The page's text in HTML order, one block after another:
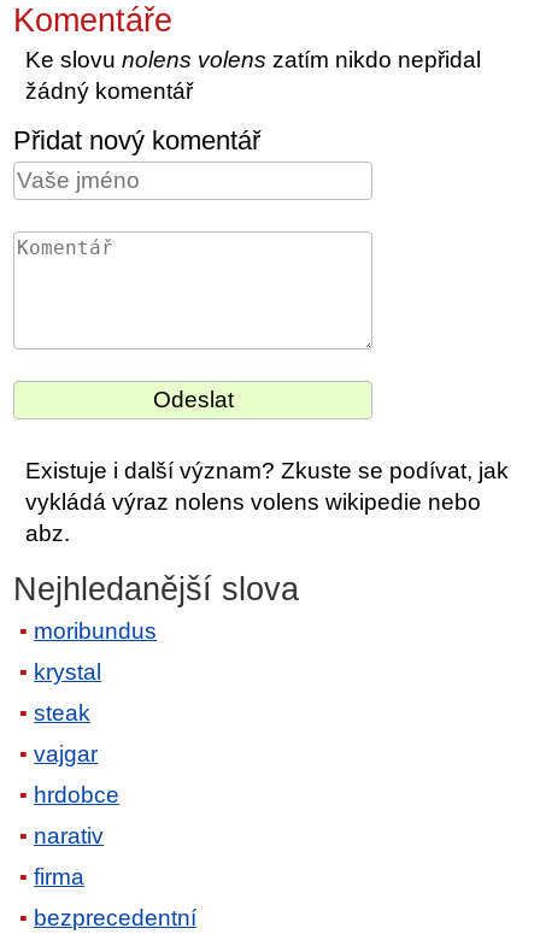
Komentáře
Ke slovunolens volens zatím nikdo nepřidal
žádný komentář
Přidat nový komentář
Existuje i další význam? Zkuste se podívat, jak
vykládá výraz nolens volens wikipedie nebo
abz.
Nejhledanější slova
moribundus
krystal
steak
vajgar
hrdobce
narativ
firma
bezprecedentní